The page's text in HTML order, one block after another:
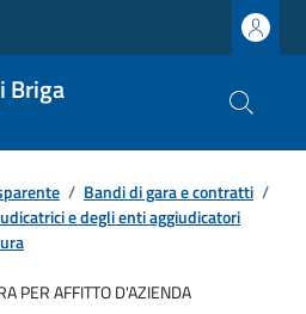
Briga
/ Bandi di gara e contratti /
e degli enti aggiudicatori
PER AFFITTO D'AZIENDA